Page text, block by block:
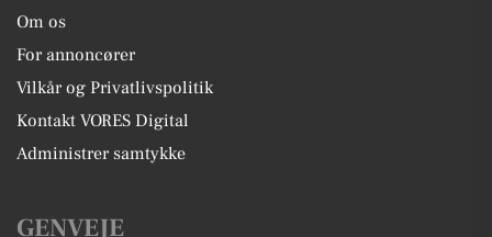
Om os
For annoncører
Vilkår og Privatlivspolitik
Kontakt VORES Digital
Administrer samtykke
GENVEJE